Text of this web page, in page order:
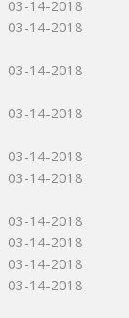
03-14-2018
03-14-2018
03-14-2018
03-14-2018
03-14-2018
03-14-2018
03-14-2018
03-14-2018
03-14-2018
03-14-2018